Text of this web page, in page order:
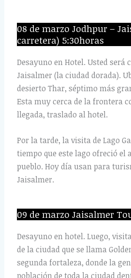
08 de marzo Jodhpur –
carretera) 5:30horas
Desayuno en Hotel. Usted será
Jaisalmer (la ciudad dorada).
desierto Thar, séptimo más
Esta muy cerca de la frontera
llegada, traslado al hotel.
Por la tarde, la visita de Lago
tiempo que este lago ofreció el
pueblo. Hoy día usan para
Jaisalmer.
09 de marzo Jaisalmer
Desayuno en hotel. Luego,
de la ciudad que se llama
segunda fortaleza, donde la
población de toda la ciudad